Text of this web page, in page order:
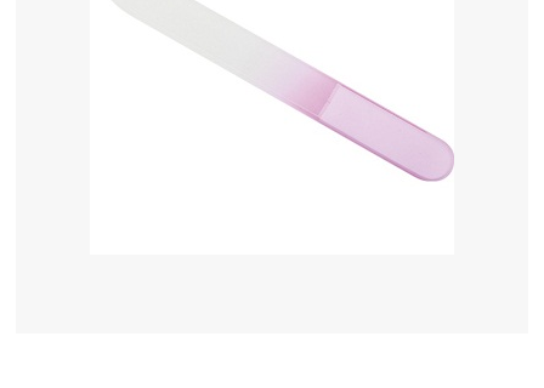
Одноразовая продукция